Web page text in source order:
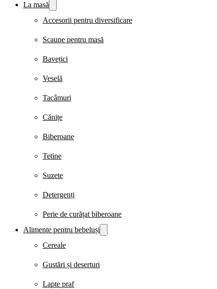
La masă
Accesorii pentru diversificare
Scaune pentru masă
Bavețici
Veselă
Tacâmuri
Cănițe
Biberoane
Tetine
Suzete
Detergenți
Perie de curățat biberoane
Alimente pentru bebeluși
Cereale
Gustări și deserturi
Lapte praf